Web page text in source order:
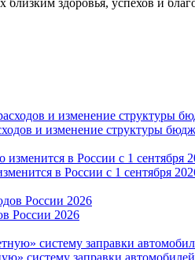
и изменение структуры
в России с 1 сентября
России 2026